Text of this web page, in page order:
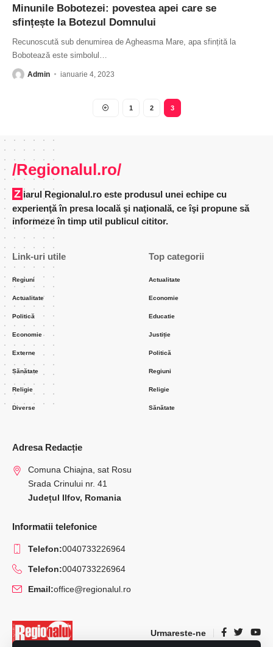
Minunile Bobotezei: povestea apei care se
sfințește la Botezul Domnului
Recunoscută sub denumirea de Agheasma Mare, apa sfințită la
Bobotează este simbolul
Admin ianuarie 4, 2023
1 2 3
/Regionalul.ro/
Ziarul Regionalul.ro este produsul unei echipe cu
experienţă în presa locală şi naţională, ce îşi propune să
informeze în timp util publicul cititor.
Link-uri utile
Regiuni
Actualitate
Politică
Economie
Externe
Sănătate
Religie
Diverse
Top categorii
Actualitate
Economie
Educatie
Justiție
Politică
Regiuni
Religie
Sănătate
Adresa Redacție
Comuna Chiajna, sat Rosu
Srada Crinului nr. 41
Județul Ilfov, Romania
Informatii telefonice
Telefon:0040733226964
Telefon:0040733226964
Email:office@regionalul.ro
Urmareste-ne